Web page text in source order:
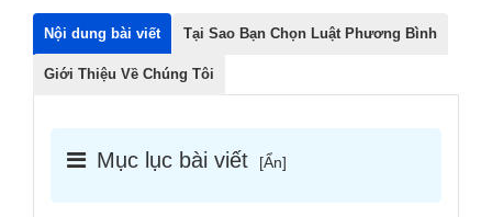
Nội dung bài viết Tại Sao Bạn Chọn Luật Phương Bình
Giới Thiệu Về Chúng Tôi
Mục lục bài viết [Ẩn]